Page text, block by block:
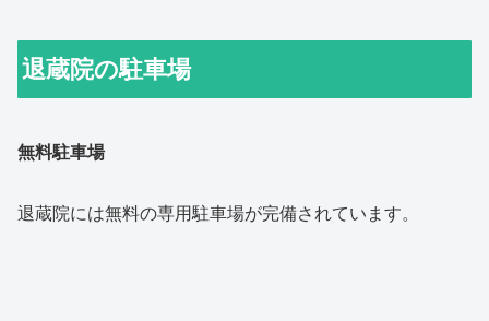
退蔵院の駐車場
無料駐車場
退蔵院には無料の専用駐車場が完備されています。